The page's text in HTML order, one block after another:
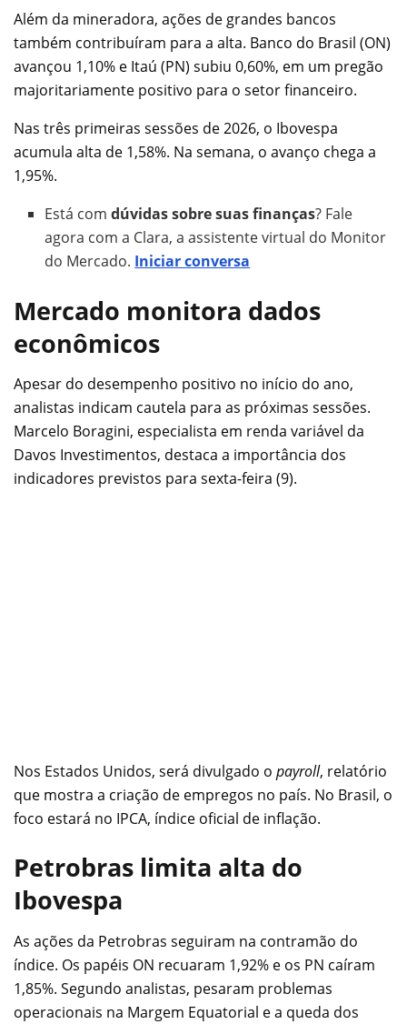
Além da mineradora, ações de grandes bancos
também contribuíram para a alta. Banco do Brasil (ON)
avançou 1,10% e Itaú (PN) subiu 0,60%, em um pregão
majoritariamente positivo para o setor financeiro.
Nas três primeiras sessões de 2026, o Ibovespa
acumula alta de 1,58%. Na semana, o avanço chega a
1,95%.
Está comdúvidas sobre suas finanças? Fale
agora com a Clara, a assistente virtual do Monitor
do Mercado. Iniciar conversa
Mercado monitora dados
econômicos
Apesar do desempenho positivo no início do ano,
analistas indicam cautela para as próximas sessões.
Marcelo Boragini, especialista em renda variável da
Davos Investimentos, destaca a importância dos
indicadores previstos para sexta-feira (9).
Nos Estados Unidos, será divulgado o payroll, relatório
que mostra a criação de empregos no país. No Brasil, o
foco estará no IPCA, índice oficial de inflação.
Petrobras limita alta do
Ibovespa
As ações da Petrobras seguiram na contramão do
índice. Os papéis ON recuaram 1,92% e os PN caíram
1,85%. Segundo analistas, pesaram problemas
operacionais na Margem Equatorial e a queda dos